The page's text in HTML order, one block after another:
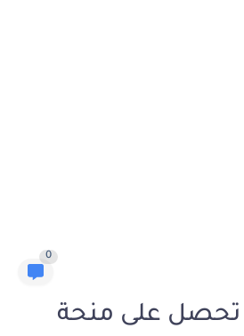
0
تحصل على منحة